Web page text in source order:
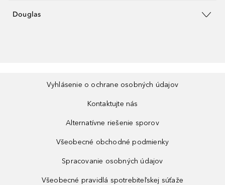
Douglas
Vyhlásenie o ochrane osobných údajov
Kontaktujte nás
Alternatívne riešenie sporov
Všeobecné obchodné podmienky
Spracovanie osobných údajov
Všeobecné pravidlá spotrebiteľskej súťaže